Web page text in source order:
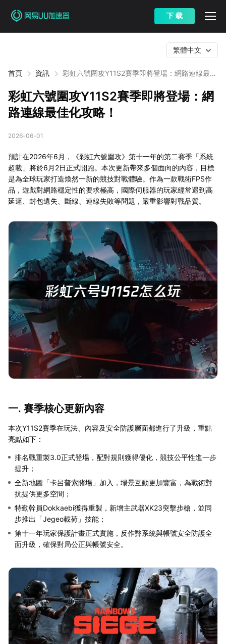
下 载
首頁 資訊
彩虹六號圍攻Y11S2賽季即將登場：網路連線最佳
繁體中文
彩虹六號圍攻Y11S2賽季即將登場：網
路連線最佳化攻略！
2026-06-01
預計在2026年6月，《彩虹六號圍攻》第十一年的第二賽季「系統
超載」將於6月2日正式開跑。本次更新帶來多個面向的內容，目標
是為全球玩家打造煥然一新的競技對戰體驗。作為一款戰術FPS作
品，遊戲對網路穩定性的要求極高，國際伺服器的玩家經常遇到高
延遲、封包遺失、斷線、連線失敗等問題，嚴重影響對戰品質。
一. 賽季核心更新內容
本次Y11S2賽季在玩法、內容及安全防護層面都進行了升級，重點
亮點如下：
排名戰重製3.0正式登場，配對規則獲得優化，競技公平性進一步
提升；
全新地圖「卡呂普索賭場」加入，場景互動更加豐富，為戰術對
抗提供更多空間；
特勤幹員Dokkaebi獲得重製，新增主武器XK23突擊步槍，並同
步推出「Jegeo載荷」技能；
第十一年玩家保護計畫正式實施，反作弊系統與帳號安全防護全
面升級，確保對局公正與帳號安全。